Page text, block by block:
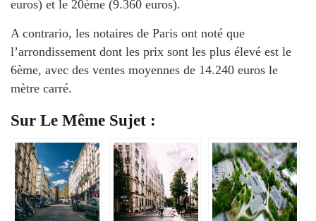
euros) et le 20ème (9.360 euros).
A contrario, les notaires de Paris ont noté que
l’arrondissement dont les prix sont les plus élevé est le
6ème, avec des ventes moyennes de 14.240 euros le
mètre carré.
Sur Le Même Sujet :